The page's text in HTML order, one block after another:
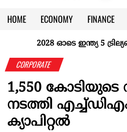
HOME ECONOMY FINANCE
CALENDAR
KERALA @70
2028 ഓടെ ഇന്ത്യ 5
CORPORATE
1,550 കോടിയുടെ
നടത്തി
ക്യാപിറ്റൽ